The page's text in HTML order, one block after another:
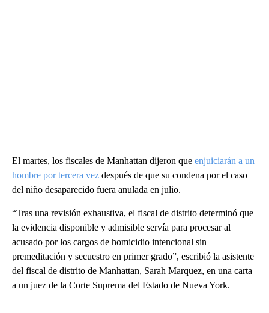
El martes, los fiscales de Manhattan dijeron que enjuiciarán a un
hombre por tercera vez después de que su condena por el caso
del niño desaparecido fuera anulada en julio.
“Tras una revisión exhaustiva, el fiscal de distrito determinó que
la evidencia disponible y admisible servía para procesar al
acusado por los cargos de homicidio intencional sin
premeditación y secuestro en primer grado”, escribió la asistente
del fiscal de distrito de Manhattan, Sarah Marquez, en una carta
a un juez de la Corte Suprema del Estado de Nueva York.